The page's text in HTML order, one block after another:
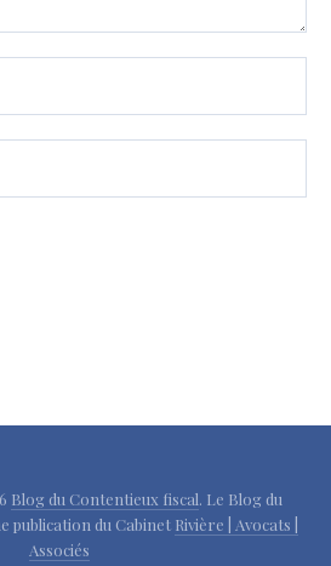
Blog du Contentieux fiscal. Le Blog du
publication du Cabinet Rivière | Avocats |
Associés